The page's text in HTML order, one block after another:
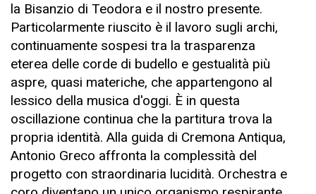
la Bisanzio di Teodora e il nostro presente.
Particolarmente riuscito è il lavoro sugli archi,
continuamente sospesi tra la trasparenza
eterea delle corde di budello e gestualità più
aspre, quasi materiche, che appartengono al
lessico della musica d'oggi. È in questa
oscillazione continua che la partitura trova la
propria identità. Alla guida di Cremona Antiqua,
Antonio Greco affronta la complessità del
progetto con straordinaria lucidità. Orchestra e